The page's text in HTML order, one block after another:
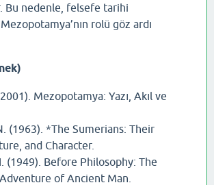
Bu nedenle, felsefe tarihi
rolü göz ardı
Mezopotamya: Yazı, Akıl ve
(1963). *The Sumerians: Their
and Character.
(1949). Before Philosophy: The
of Ancient Man.